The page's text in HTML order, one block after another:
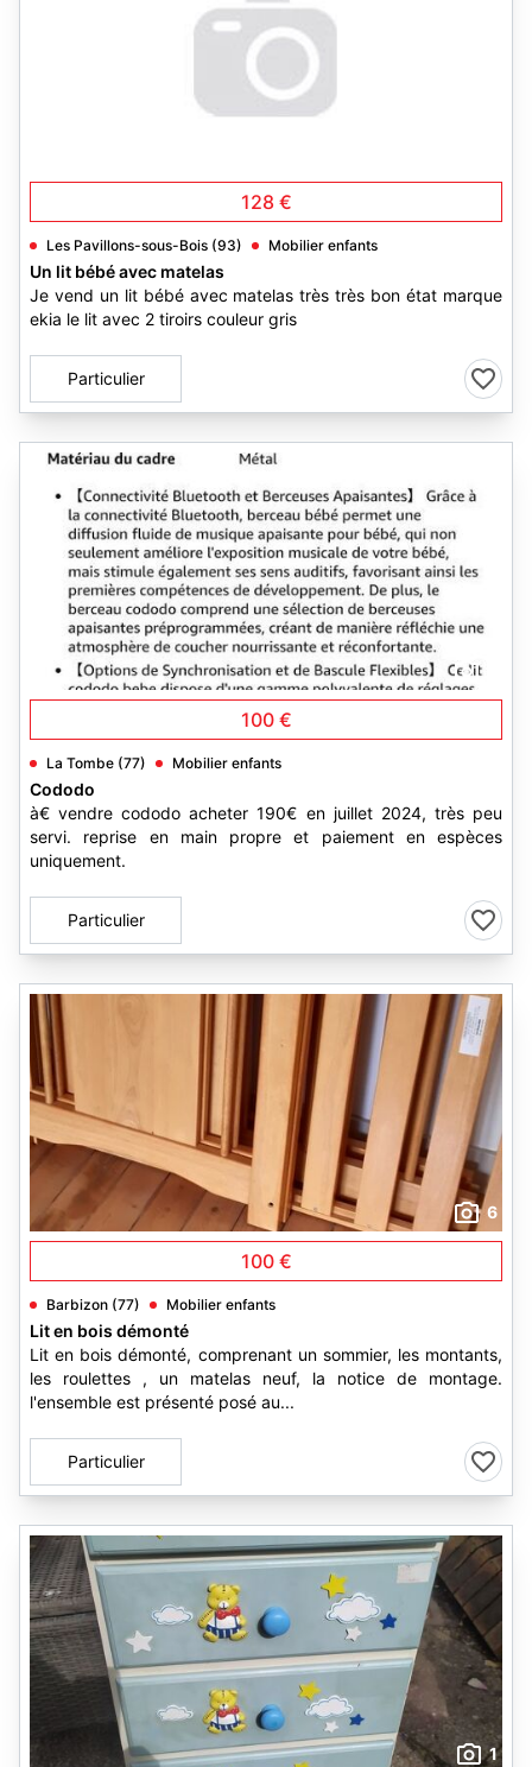
128 €
Les Pavillons-sous-Bois (93) Mobilier enfants
Un lit bébé avec matelas
Je vend un lit bébé avec matelas très très bon état marque
ekia le lit avec 2 tiroirs couleur gris
Particulier
100 €
La Tombe (77) Mobilier enfants
Cododo
à€ vendre cododo acheter 190€ en juillet 2024, très peu
servi. reprise en main propre et paiement en espèces
uniquement.
Particulier
6
100 €
Barbizon (77) Mobilier enfants
Lit en bois démonté
Lit en bois démonté, comprenant un sommier, les montants,
les roulettes , un matelas neuf, la notice de montage.
l'ensemble est présenté posé au...
Particulier
1